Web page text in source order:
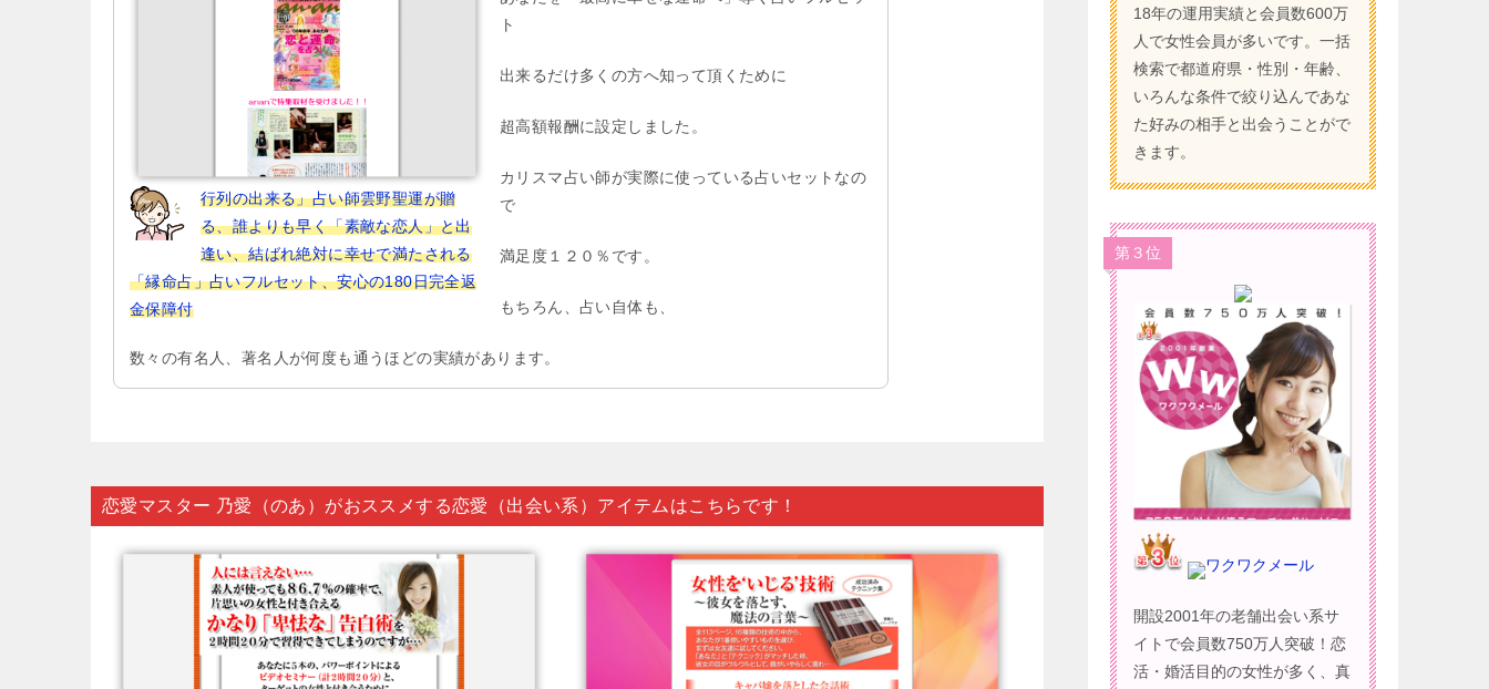
行列の出来る」占い師雲野聖運が贈
る、誰よりも早く「素敵な恋人」と出
逢い、結ばれ絶対に幸せで満たされる
「縁命占」占いフルセット、安心の180日完全返
金保障付
ト
出来るだけ多くの方へ知って頂くために
超高額報酬に設定しました。
カリスマ占い師が実際に使っている占いセットなの
で
満足度１２０％です。
もちろん、占い自体も、
数々の有名人、著名人が何度も通うほどの実績があります。
恋愛マスター 乃愛（のあ）がおススメする恋愛（出会い系）アイテムはこちらです！
18年の運用実績と会員数600万
人で女性会員が多いです。一括
検索で都道府県・性別・年齢、
いろんな条件で絞り込んであな
た好みの相手と出会うことがで
きます。
第３位
ワクワクメール
開設2001年の老舗出会い系サ
イトで会員数750万人突破！恋
活・婚活目的の女性が多く、真